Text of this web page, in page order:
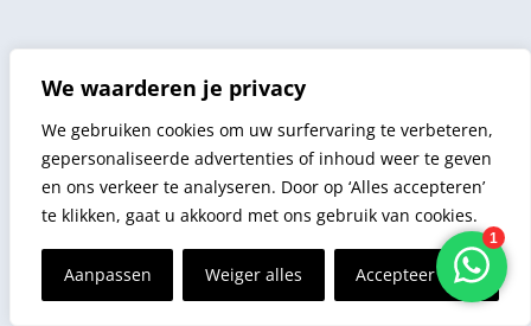
We waarderen je privacy
We gebruiken cookies om uw surfervaring te verbeteren,
gepersonaliseerde advertenties of inhoud weer te geven
en ons verkeer te analyseren. Door op ‘Alles accepteren’
te klikken, gaat u akkoord met ons gebruik van cookies.
Aanpassen Weiger alles Accepteer alles